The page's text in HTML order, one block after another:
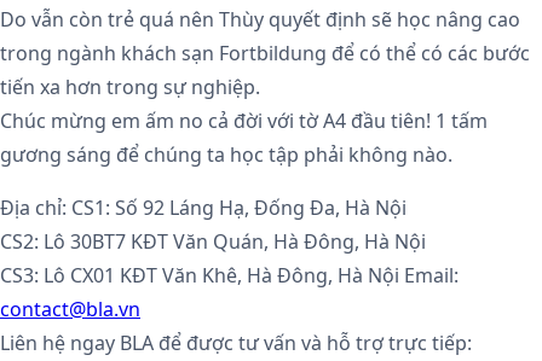
Do vẫn còn trẻ quá nên Thùy quyết định sẽ học nâng cao
trong ngành khách sạn Fortbildung để có thể có các bước
tiến xa hơn trong sự nghiệp.
Chúc mừng em ấm no cả đời với tờ A4 đầu tiên! 1 tấm
gương sáng để chúng ta học tập phải không nào.
Địa chỉ: CS1: Số 92 Láng Hạ, Đống Đa, Hà Nội
CS2: Lô 30BT7 KĐT Văn Quán, Hà Đông, Hà Nội
CS3: Lô CX01 KĐT Văn Khê, Hà Đông, Hà Nội Email:
contact@bla.vn
Liên hệ ngay BLA để được tư vấn và hỗ trợ trực tiếp: